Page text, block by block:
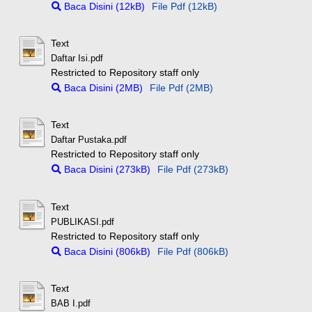
Baca Disini (12kB) File Pdf (12kB)
Text
Daftar Isi.pdf
Restricted to Repository staff only
Baca Disini (2MB)
File Pdf (2MB)
Text
Daftar Pustaka.pdf
Restricted to Repository staff only
Baca Disini (273kB)
File Pdf (273kB)
Text
PUBLIKASI.pdf
Restricted to Repository staff only
Baca Disini (806kB)
File Pdf (806kB)
Text
BAB I.pdf